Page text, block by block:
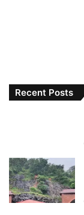
Recent Posts